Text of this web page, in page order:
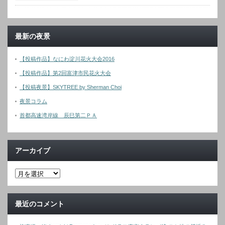
最新の夜景
【投稿作品】なにわ淀川花火大会2016
【投稿作品】第2回富津市民花火大会
【投稿夜景】SKYTREE by Sherman Choi
夜景コラム
首都高速湾岸線 辰巳第二ＰＡ
アーカイブ
最近のコメント